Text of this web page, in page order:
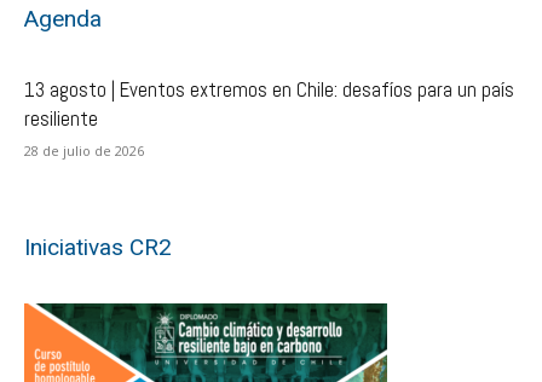
Agenda
13 agosto | Eventos extremos en Chile: desafíos para un país
resiliente
28 de julio de 2026
Iniciativas CR2